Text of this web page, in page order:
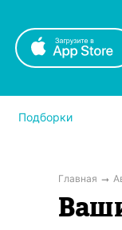
Подборки
Главная